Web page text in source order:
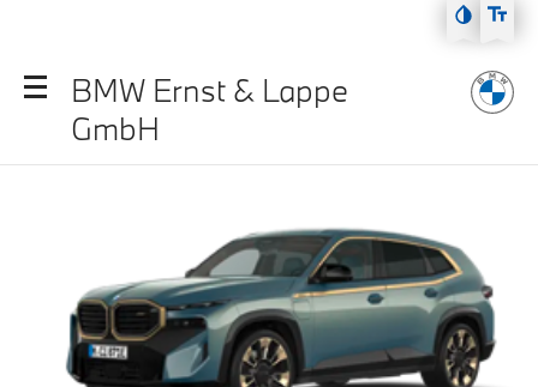
Zum Hauptmenü
Zur Fußzeile
BMW Ernst & Lappe
GmbH
xm-1
September 23, 2025 2:00 p.m.